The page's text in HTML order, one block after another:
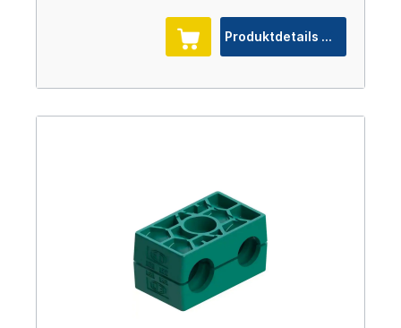
Produktdetails